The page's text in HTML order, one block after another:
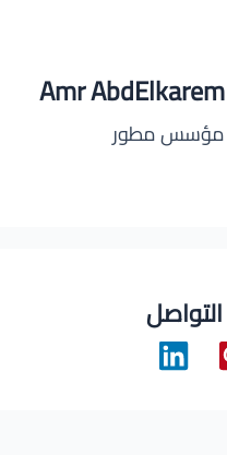
Amr AbdElkarem
مؤسس مطور